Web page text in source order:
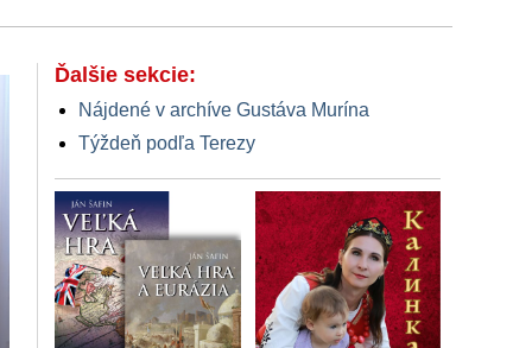
Ďalšie sekcie:
Nájdené v archíve Gustáva Murína
Týždeň podľa Terezy